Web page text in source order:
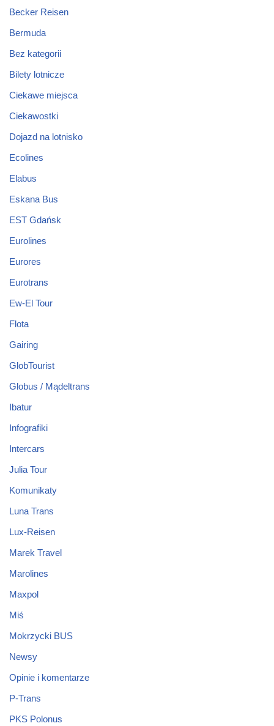
Becker Reisen
Bermuda
Bez kategorii
Bilety lotnicze
Ciekawe miejsca
Ciekawostki
Dojazd na lotnisko
Ecolines
Elabus
Eskana Bus
EST Gdańsk
Eurolines
Eurores
Eurotrans
Ew-El Tour
Flota
Gairing
GlobTourist
Globus / Mądeltrans
Ibatur
Infografiki
Intercars
Julia Tour
Komunikaty
Luna Trans
Lux-Reisen
Marek Travel
Marolines
Maxpol
Miś
Mokrzycki BUS
Newsy
Opinie i komentarze
P-Trans
PKS Polonus